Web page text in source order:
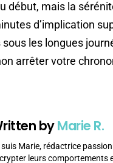
début, mais la
d’implication
les longues
arrêter votre
byMarie R.
Marie, rédactrice
leurs comportements